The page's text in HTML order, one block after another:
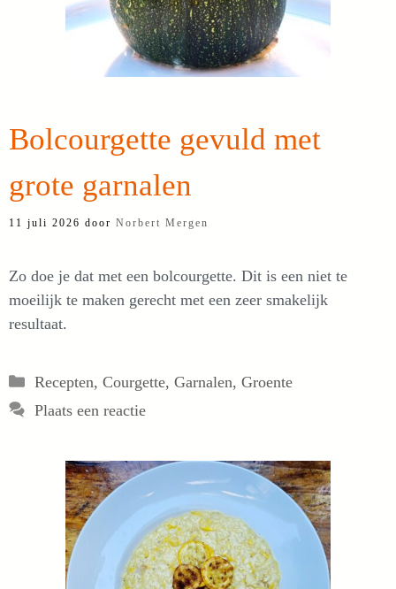
Bolcourgette gevuld met
grote garnalen
11 juli 2026 door Norbert Mergen
Zo doe je dat met een bolcourgette. Dit is een niet te
moeilijk te maken gerecht met een zeer smakelijk
resultaat.
Categorieën
Recepten, Courgette, Garnalen, Groente
Plaats een reactie